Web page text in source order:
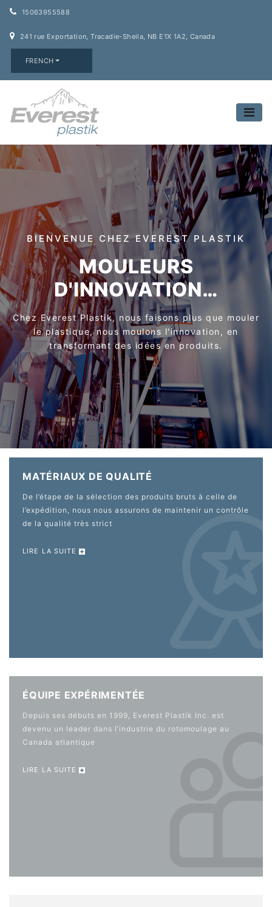
15063955588
241 rue Exportation, Tracadie-Sheila, NB E1X 1A2, Canada
FRENCH
BIENVENUE CHEZ EVEREST PLASTIK
MOULEURS
D'INNOVATION…
Chez Everest Plastik, nous faisons plus que mouler
le plastique, nous moulons l'innovation, en
transformant des idées en produits.
MATÉRIAUX DE QUALITÉ
De l’étape de la sélection des produits bruts à celle de
l’expédition, nous nous assurons de maintenir un contrôle
de la qualité très strict
LIRE LA SUITE
ÉQUIPE EXPÉRIMENTÉE
Depuis ses débuts en 1999, Everest Plastik Inc. est
devenu un leader dans l’industrie du rotomoulage au
Canada atlantique
LIRE LA SUITE